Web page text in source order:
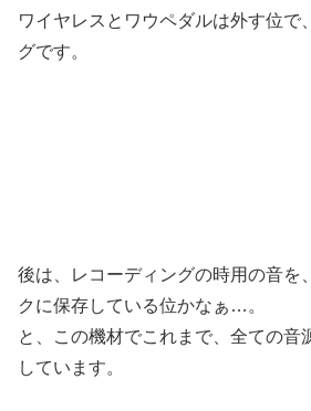
ワイヤレスとワウペダルは外す位で
グです。
後は、レコーディングの時用の音を
クに保存している位かなぁ…。
と、この機材でこれまで、全ての音
しています。